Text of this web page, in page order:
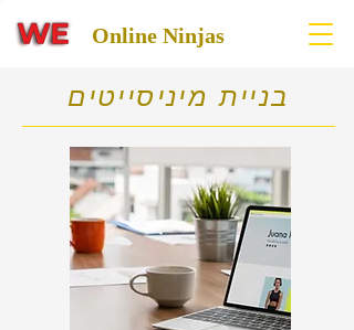
Online Ninjas
בניית מיניסייטים